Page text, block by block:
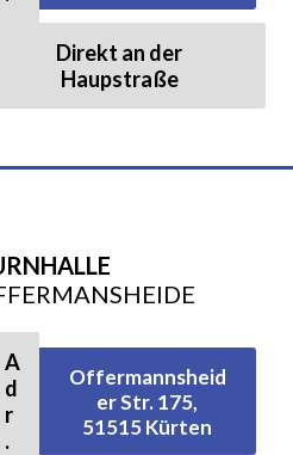
Direkt an der
Haupstraße
A
d
r
.
Offermannsheid
er Str. 175,
51515 Kürten